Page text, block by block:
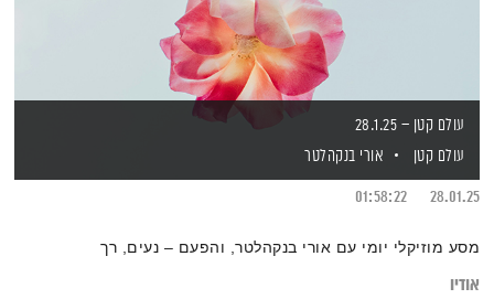
עולם קטן – 28.1.25
עולם קטן
אורי בנקהלטר
28.01.25
01:58:22
מסע מוזיקלי יומי עם אורי בנקהלטר, והפעם – נעים, רך
אודיו